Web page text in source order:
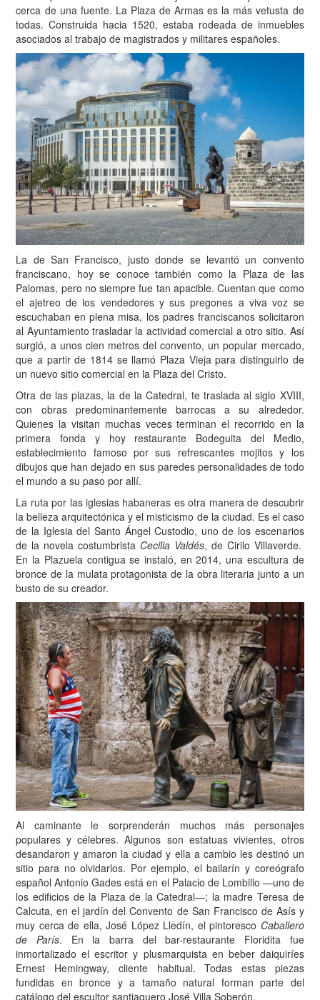
cerca de una fuente. La Plaza de Armas es la más vetusta de
todas. Construida hacia 1520, estaba rodeada de inmuebles
asociados al trabajo de magistrados y militares españoles.
La de San Francisco, justo donde se levantó un convento
franciscano, hoy se conoce también como la Plaza de las
Palomas, pero no siempre fue tan apacible. Cuentan que como
el ajetreo de los vendedores y sus pregones a viva voz se
escuchaban en plena misa, los padres franciscanos solicitaron
al Ayuntamiento trasladar la actividad comercial a otro sitio. Así
surgió, a unos cien metros del convento, un popular mercado,
que a partir de 1814 se llamó Plaza Vieja para distinguirlo de
un nuevo sitio comercial en la Plaza del Cristo.
Otra de las plazas, la de la Catedral, te traslada al siglo XVIII,
con obras predominantemente barrocas a su alrededor.
Quienes la visitan muchas veces terminan el recorrido en la
primera fonda y hoy restaurante Bodeguita del Medio,
establecimiento famoso por sus refrescantes mojitos y los
dibujos que han dejado en sus paredes personalidades de todo
el mundo a su paso por allí.
La ruta por las iglesias habaneras es otra manera de descubrir
la belleza arquitectónica y el misticismo de la ciudad. Es el caso
de la Iglesia del Santo Ángel Custodio, uno de los escenarios
de la novela costumbrista Cecilia Valdés, de Cirilo Villaverde.
En la Plazuela contigua se instaló, en 2014, una escultura de
bronce de la mulata protagonista de la obra literaria junto a un
busto de su creador.
Al caminante le sorprenderán muchos más personajes
populares y célebres. Algunos son estatuas vivientes, otros
desandaron y amaron la ciudad y ella a cambio les destinó un
sitio para no olvidarlos. Por ejemplo, el bailarín y coreógrafo
español Antonio Gades está en el Palacio de Lombillo —uno de
los edificios de la Plaza de la Catedral—; la madre Teresa de
Calcuta, en el jardín del Convento de San Francisco de Asís y
muy cerca de ella, José López Lledín, el pintoresco Caballero
de París. En la barra del bar-restaurante Floridita fue
inmortalizado el escritor y plusmarquista en beber daiquiríes
Ernest Hemingway, cliente habitual. Todas estas piezas
fundidas en bronce y a tamaño natural forman parte del
catálogo del escultor santiaguero José Villa Soberón.